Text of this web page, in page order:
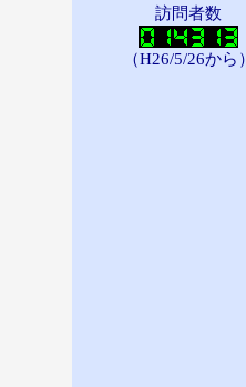
訪問者数
（H26/5/26から）